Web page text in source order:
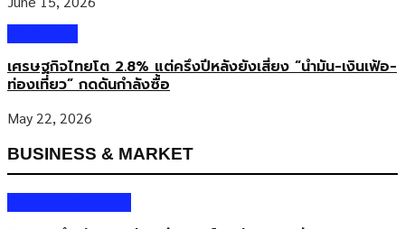
เศรษฐกิจไทยโต 2.8% แต่ครึ่งปีหลังยังเสี่ยง “น้ำมัน-เงินเฟ้อ-
ท่องเที่ยว” กดดันกำลังซื้อ
May 22, 2026
BUSINESS & MARKET